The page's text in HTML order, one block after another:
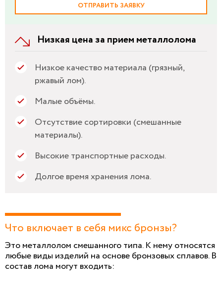
ОТПРАВИТЬ ЗАЯВКУ
Низкая цена за прием металлолома
Низкое качество материала (грязный,
ржавый лом).
Малые объёмы.
Отсутствие сортировки (смешанные
материалы).
Высокие транспортные расходы.
Долгое время хранения лома.
Что включает в себя микс бронзы?
Это металлолом смешанного типа. К нему относятся
любые виды изделий на основе бронзовых сплавов. В
состав лома могут входить: